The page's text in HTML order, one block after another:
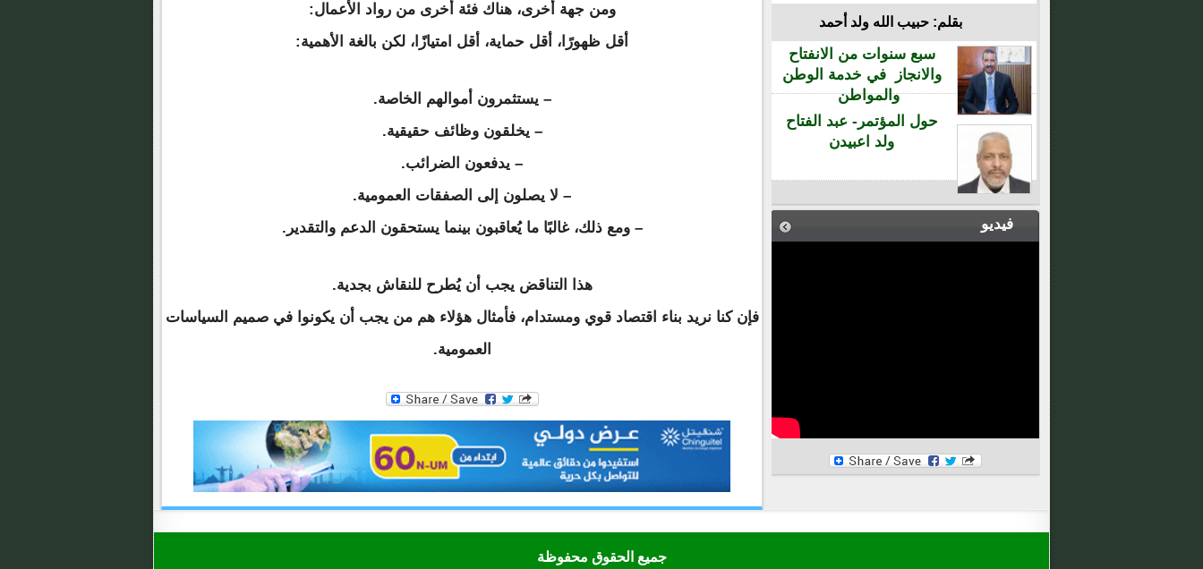
بقلم: حبيب الله ولد أحمد
سبع سنوات من الانفتاح
والانجاز في خدمة الوطن
والمواطن
حول المؤتمر- عبد الفتاح
ولد اعبيدن
فيديو
ومن جهة أخرى، هناك فئة أخرى من رواد الأعمال:
أقل ظهورًا، أقل حماية، أقل امتيازًا، لكن بالغة الأهمية:
– يستثمرون أموالهم الخاصة.
– يخلقون وظائف حقيقية.
– يدفعون الضرائب.
– لا يصلون إلى الصفقات العمومية.
– ومع ذلك، غالبًا ما يُعاقبون بينما يستحقون الدعم والتقدير.
هذا التناقض يجب أن يُطرح للنقاش بجدية.
فإن كنا نريد بناء اقتصاد قوي ومستدام، فأمثال هؤلاء هم من يجب أن يكونوا في صميم السياسات
العمومية.
جميع الحقوق محفوظة